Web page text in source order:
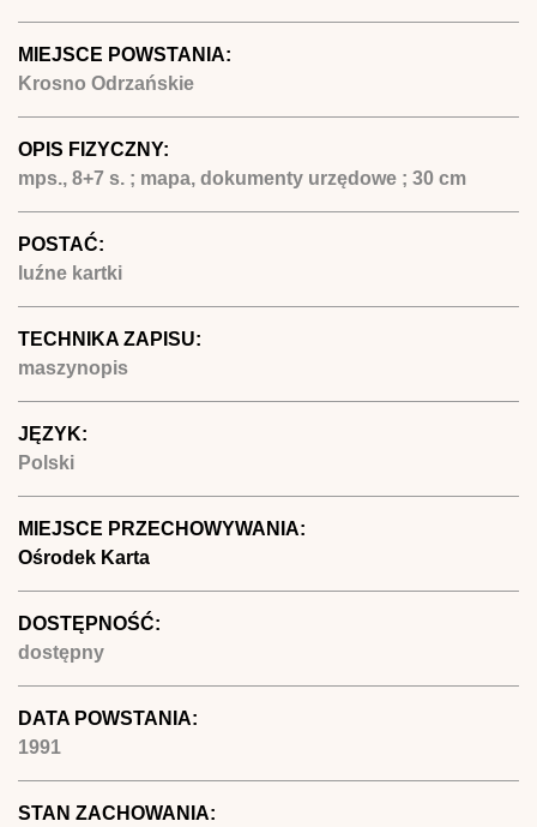
MIEJSCE POWSTANIA:
Krosno Odrzańskie
OPIS FIZYCZNY:
mps., 8+7 s. ; mapa, dokumenty urzędowe ; 30 cm
POSTAĆ:
luźne kartki
TECHNIKA ZAPISU:
maszynopis
JĘZYK:
Polski
MIEJSCE PRZECHOWYWANIA:
Ośrodek Karta
DOSTĘPNOŚĆ:
dostępny
DATA POWSTANIA:
1991
STAN ZACHOWANIA: